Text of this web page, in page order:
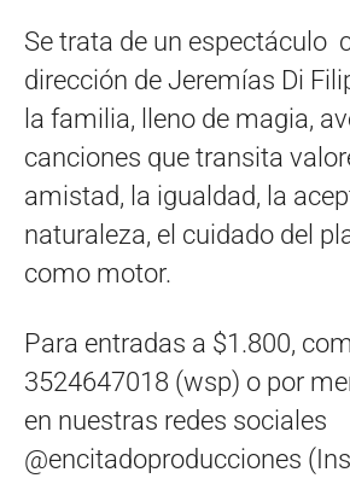
Se trata de un espectáculo
dirección de Jeremías Di
la familia, lleno de magia,
canciones que transita
amistad, la igualdad, la
naturaleza, el cuidado del
como motor.
Para entradas a $1.800,
3524647018 (wsp) o por
en nuestras redes sociales
@encitadoproducciones